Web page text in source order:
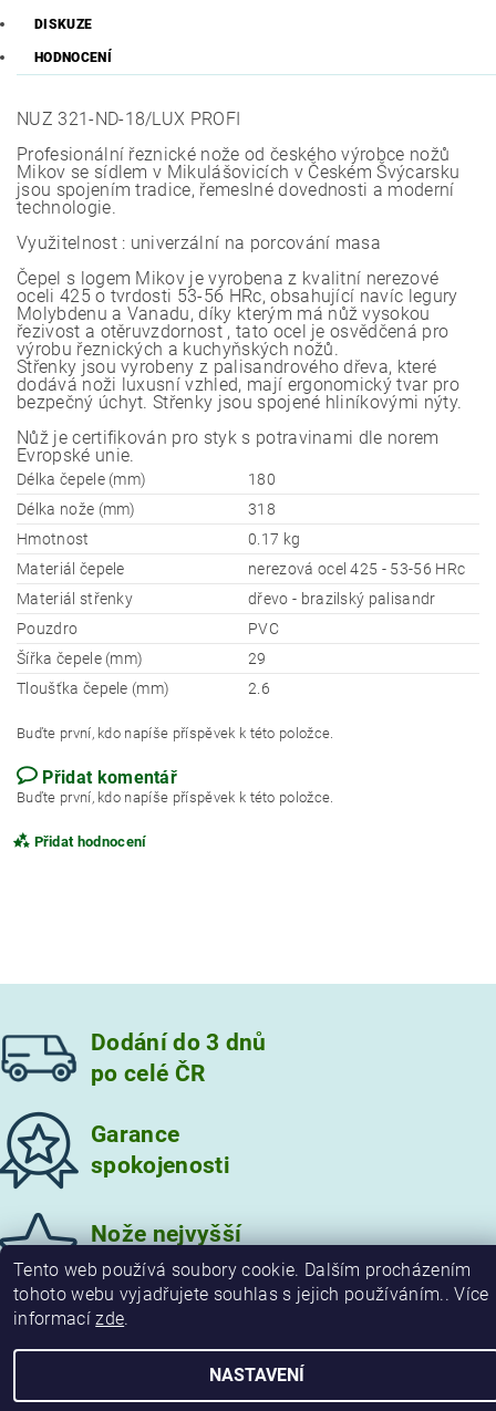
DISKUZE
HODNOCENÍ
NUZ 321-ND-18/LUX PROFI
Profesionální řeznické nože od českého výrobce nožů
Mikov se sídlem v Mikulášovicích v Českém Švýcarsku
jsou spojením tradice, řemeslné dovednosti a moderní
technologie.
Využitelnost : univerzální na porcování masa
Čepel s logem Mikov je vyrobena z kvalitní nerezové
oceli 425 o tvrdosti 53-56 HRc, obsahující navíc legury
Molybdenu a Vanadu, díky kterým má nůž vysokou
řezivost a otěruvzdornost , tato ocel je osvědčená pro
výrobu řeznických a kuchyňských nožů.
Střenky jsou vyrobeny z palisandrového dřeva, které
dodává noži luxusní vzhled, mají ergonomický tvar pro
bezpečný úchyt. Střenky jsou spojené hliníkovými nýty.
Nůž je certifikován pro styk s potravinami dle norem
Evropské unie.
Délka čepele (mm)
180
Délka nože (mm)
318
Hmotnost
0.17 kg
Materiál čepele
nerezová ocel 425 - 53-56 HRc
Materiál střenky
dřevo - brazilský palisandr
Pouzdro
PVC
Šířka čepele (mm)
29
Tloušťka čepele (mm)
2.6
Buďte první, kdo napíše příspěvek k této položce.
Přidat komentář
Buďte první, kdo napíše příspěvek k této položce.
Přidat hodnocení
Vložením hodnocení souhlasíte s
Dodání do 3 dnů
po celé ČR
Garance
spokojenosti
Nože nejvyšší
kvality
2026 © damaskove-noze.cz, všechna práva vyhrazena
Vytvořil Shoptet
Tento web používá soubory cookie. Dalším procházením
tohoto webu vyjadřujete souhlas s jejich používáním.. Více
informacízde.
NASTAVENÍ